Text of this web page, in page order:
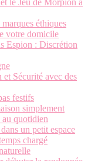
le Jeu de Morpion à
éthiques
votre domicile
Espion : Discrétion
Sécurité avec des
festifs
simplement
quotidien
un petit espace
chargé